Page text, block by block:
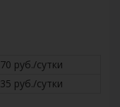
70 руб./сутки
35 руб./сутки